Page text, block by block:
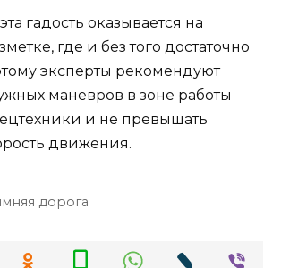
гадость оказывается на
где и без того достаточно
эксперты рекомендуют
маневров в зоне работы
и не превышать
движения.
дорога